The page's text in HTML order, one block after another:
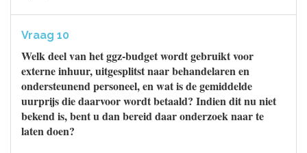
Vraag 10
Welk deel van het ggz-budget wordt gebruikt voor
externe inhuur, uitgesplitst naar behandelaren en
ondersteunend personeel, en wat is de gemiddelde
uurprijs die daarvoor wordt betaald? Indien dit nu niet
bekend is, bent u dan bereid daar onderzoek naar te
laten doen?